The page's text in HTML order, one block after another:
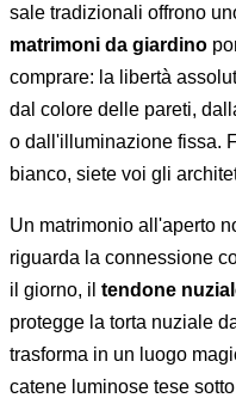
sale tradizionali offrono
matrimoni da giardino
comprare: la libertà
dal colore delle pareti,
o dall'illuminazione fissa.
bianco, siete voi gli
Un matrimonio all'aperto
riguarda la connessione
il giorno, il tendone
protegge la torta nuziale
trasforma in un luogo
catene luminose tese